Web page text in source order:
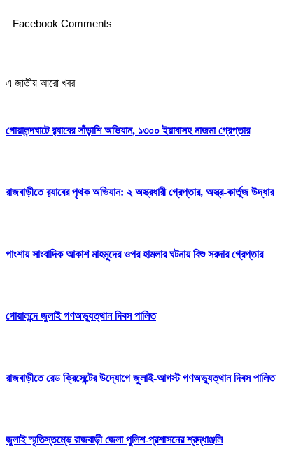
Facebook Comments
এ জাতীয় আরো খবর
গোয়ালন্দঘাটে র‌্যাবের সাঁড়াশি অভিযান, ১৩০০ ইয়াবাসহ নাজমা গ্রেপ্তার
রাজবাড়ীতে র‌্যাবের পৃথক অভিযান: ২ অস্ত্রধারী গ্রেপ্তার, অস্ত্র-কার্তুজ উদ্ধার
পাংশায় সাংবাদিক আকাশ মাহমুদের ওপর হামলার ঘটনায় বিশু সরদার গ্রেপ্তার
গোয়ালন্দে জুলাই গণঅভ্যুত্থান দিবস পালিত
রাজবাড়ীতে রেড ক্রিসেন্টের উদ্যোগে জুলাই-আগস্ট গণঅভ্যুত্থান দিবস পালিত
জুলাই স্মৃতিস্তম্ভে রাজবাড়ী জেলা পুলিশ-প্রশাসনের শ্রদ্ধাঞ্জলি